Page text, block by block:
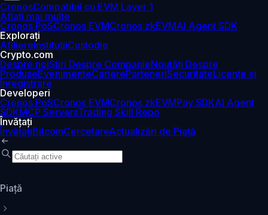
CronosCompatibil cu EVM Layer 1
Aflați mai multe
Cronos PoSCronos EVMCronos zkEVMAI Agent SDK
Explorați
AfiliereInstituțiiCustodie
Crypto.com
Despre noiȘtiri Despre CompanieNoutăți Despre
ProduseEvenimenteCariereParteneriSecuritateLicențe și
Înregistrare
Developeri
Cronos PoSCronos EVMCronos zkEVMPay SDKAI Agent
SDKMCP ServersTrading Skill Repo
Învățați
ÎnvățațiBitcoinCercetareActualizări de Piață
Piaţă